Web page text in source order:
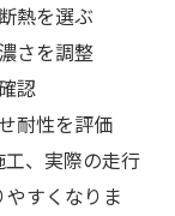
熱を選ぶ
さを調整
認
耐性を評価
、実際の走行
すくなりま